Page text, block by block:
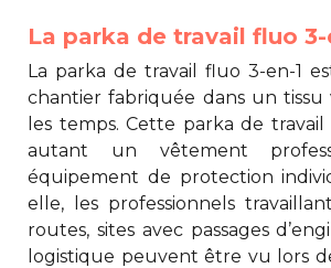
La parka de travail fluo 3-
La parka de travail fluo 3-en-1
chantier fabriquée dans un tissu
les temps. Cette parka de
autant un vêtement
équipement de protection
elle, les professionnels
routes, sites avec passages
logistique peuvent être vu lors